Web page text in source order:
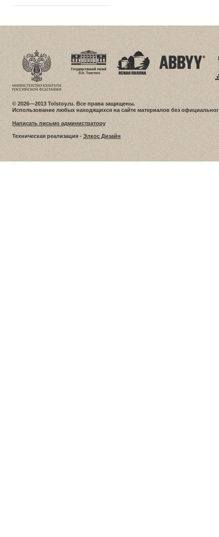
© 2026—2013 Tolstoy.ru. Все права защищены.
Использование любых находящихся на сайте материалов без
Написать письмо администратору
Техническая реализация - Элкос Дизайн